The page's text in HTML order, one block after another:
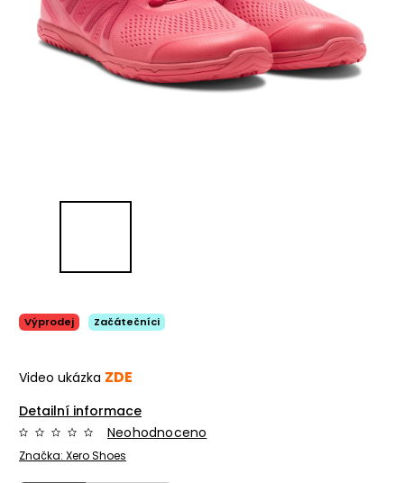
Výprodej Začátečníci
Video ukázka ZDE
Detailní informace
Značka: Xero Shoes
Neohodnoceno